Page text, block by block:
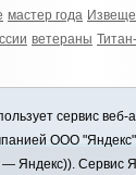
мастер года
ветераны
сервис
ООО "Яндекс"
— Яндекс)). Сервис